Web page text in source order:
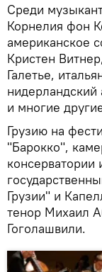
Среди
Корнелия фон
американское
Кристен
Галетье,
и многие
Грузию на
"Барокко",
Грузии" и
тенор Михаил
Гоголашвили.